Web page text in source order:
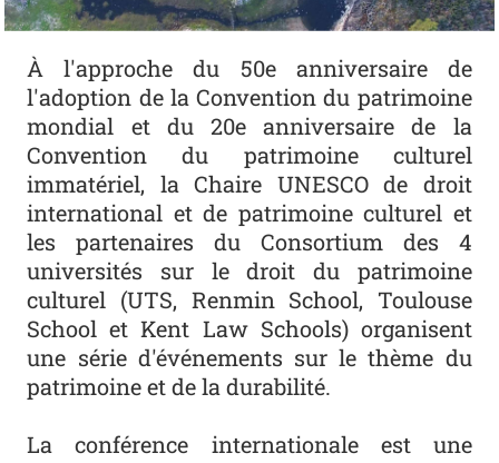
À l'approche du 50e anniversaire de
l'adoption de la Convention du patrimoine
mondial et du 20e anniversaire de la
Convention du patrimoine culturel
immatériel, la Chaire UNESCO de droit
international et de patrimoine culturel et
les partenaires du Consortium des 4
universités sur le droit du patrimoine
culturel (UTS, Renmin School, Toulouse
School et Kent Law Schools) organisent
une série d'événements sur le thème du
patrimoine et de la durabilité.
La conférence internationale est une